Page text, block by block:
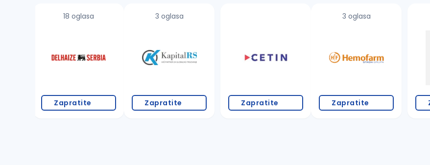
proverite pravopisne greške (koristite č, ć, š, đ, ž, dž)
povećajte radijus za odabrani grad
18 oglasa
Zapratite
3 oglasa
Zapratite Zapratite
3 oglasa
Zapratite